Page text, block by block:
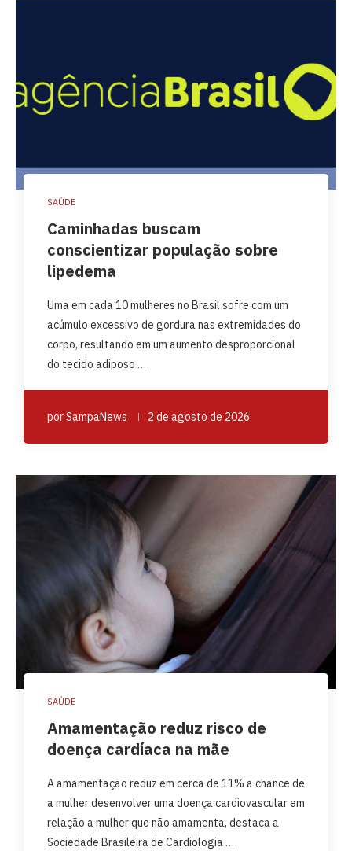
SAÚDE
Caminhadas buscam
conscientizar população sobre
lipedema
Uma em cada 10 mulheres no Brasil sofre com um
acúmulo excessivo de gordura nas extremidades do
corpo, resultando em um aumento desproporcional
do tecido adiposo …
porSampaNews 2 de agosto de 2026
SAÚDE
Amamentação reduz risco de
doença cardíaca na mãe
A amamentação reduz em cerca de 11% a chance de
a mulher desenvolver uma doença cardiovascular em
relação a mulher que não amamenta, destaca a
Sociedade Brasileira de Cardiologia …